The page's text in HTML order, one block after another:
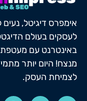
אימפרס דיגיטל, נעים
לעסקים בעולם
באינטרנט עם מעטפת
מנצח! היום יותר
לצמיחת העסק.